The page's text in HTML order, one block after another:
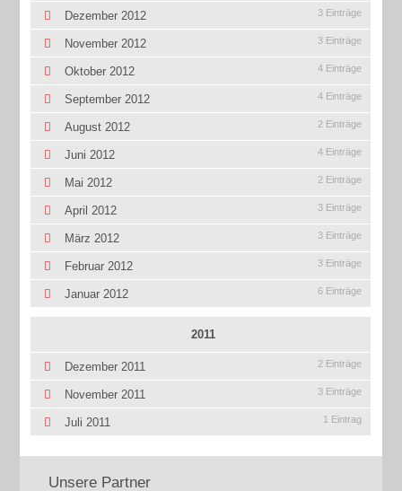
Dezember 2012 3 Einträge
November 2012 3 Einträge
Oktober 2012 4 Einträge
September 2012 4 Einträge
August 2012 2 Einträge
Juni 2012 4 Einträge
Mai 2012 2 Einträge
April 2012 3 Einträge
März 2012 3 Einträge
Februar 2012 3 Einträge
Januar 2012 6 Einträge
2011
Dezember 2011 2 Einträge
November 2011 3 Einträge
Juli 2011 1 Eintrag
Unsere Partner